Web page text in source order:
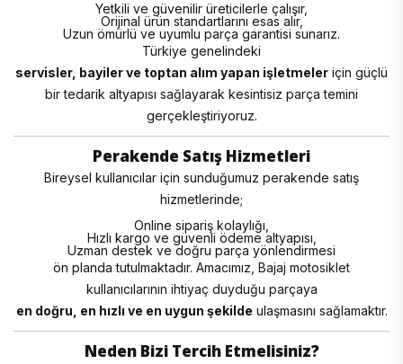
Yetkili ve güvenilir üreticilerle çalışır,
Orijinal ürün standartlarını esas alır,
Uzun ömürlü ve uyumlu parça garantisi sunarız.
Türkiye genelindeki
servisler, bayiler ve toptan alım yapan işletmeler için güçlü
bir tedarik altyapısı sağlayarak kesintisiz parça temini
gerçekleştiriyoruz.
Perakende Satış Hizmetleri
Bireysel kullanıcılar için sunduğumuz perakende satış
hizmetlerinde;
Online sipariş kolaylığı,
Hızlı kargo ve güvenli ödeme altyapısı,
Uzman destek ve doğru parça yönlendirmesi
ön planda tutulmaktadır. Amacımız, Bajaj motosiklet
kullanıcılarının ihtiyaç duyduğu parçaya
en doğru, en hızlı ve en uygun şekilde ulaşmasını sağlamaktır.
Neden Bizi Tercih Etmelisiniz?